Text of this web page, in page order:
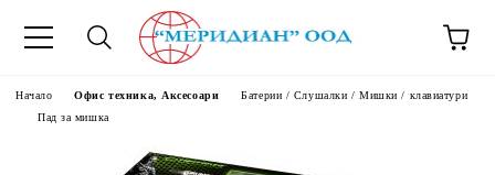
Начало Офис техника, Аксесоари
Батерии / Слушалки / Мишки / клавиатури
Пад за мишка